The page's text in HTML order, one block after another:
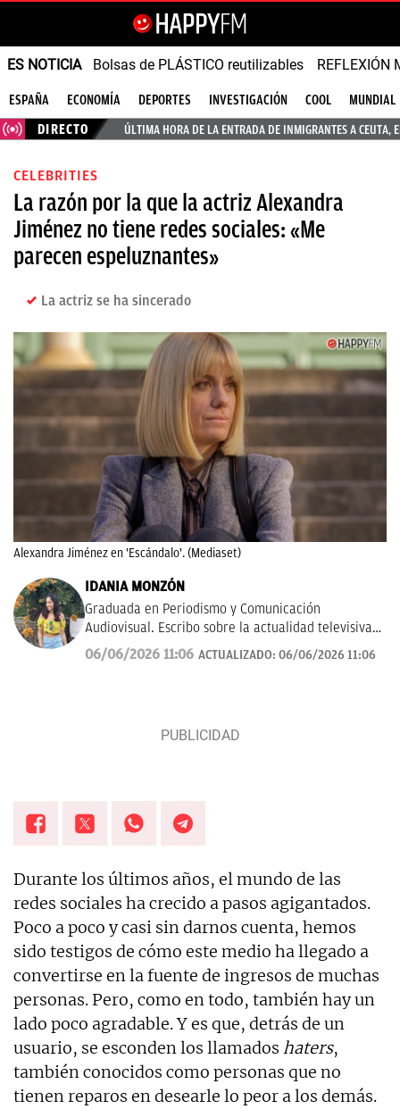
ES NOTICIA Bolsas de PLÁSTICO reutilizables REFLEXIÓN
ESPAÑA ECONOMÍA DEPORTES INVESTIGACIÓN COOL
MUNDIAL
DIRECTO
ÚLTIMA HORA DE LA ENTRADA DE INMIGRANTES A CEUTA,
CELEBRITIES
La razón por la que la actriz Alexandra
Jiménez no tiene redes sociales: «Me
parecen espeluznantes»
La actriz se ha sincerado
Alexandra Jiménez en 'Escándalo'. (Mediaset)
IDANIA MONZÓN
Graduada en Periodismo y Comunicación
Audiovisual. Escribo sobre la actualidad televisiva y
musical. Además, me gusta investigar y hablar
sobre todo lo relacionado con las ficciones del
06/06/2026 11:06 ACTUALIZADO: 06/06/2026 11:06
Durante los últimos años, el mundo de las
redes sociales ha crecido a pasos agigantados.
Poco a poco y casi sin darnos cuenta, hemos
sido testigos de cómo este medio ha llegado a
convertirse en la fuente de ingresos de muchas
personas. Pero, como en todo, también hay un
lado poco agradable. Y es que, detrás de un
usuario, se esconden los llamados haters,
también conocidos como personas que no
tienen reparos en desearle lo peor a los demás.